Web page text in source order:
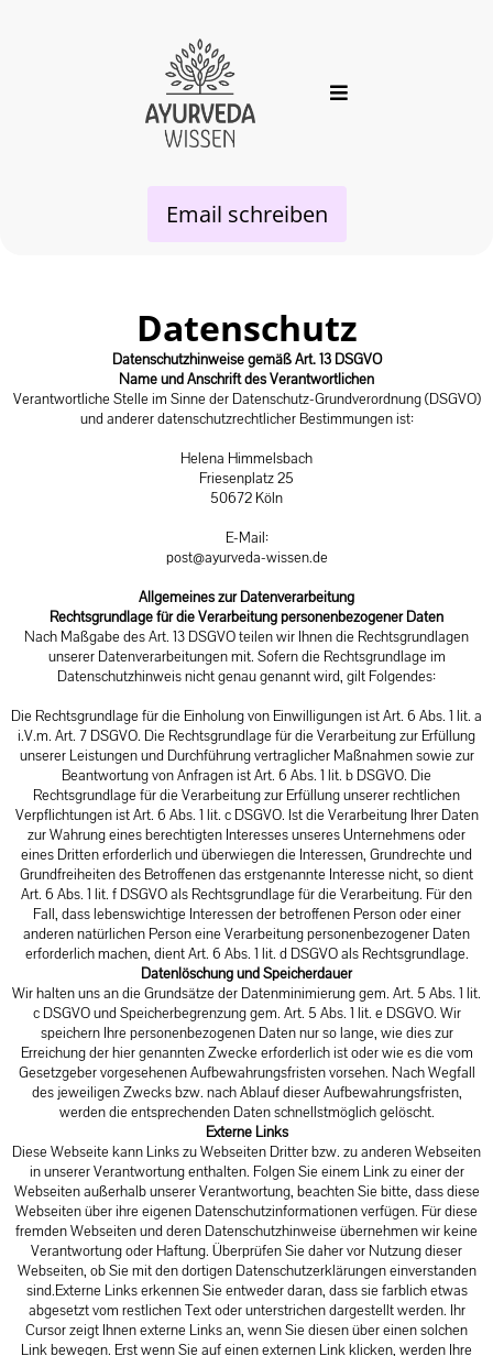
Email schreiben
Datenschutz
Datenschutzhinweise gemäß Art. 13 DSGVO
Name und Anschrift des Verantwortlichen
Verantwortliche Stelle im Sinne der Datenschutz-Grundverordnung (DSGVO)
und anderer datenschutzrechtlicher Bestimmungen ist:
Helena Himmelsbach
Friesenplatz 25
50672 Köln
E-Mail:
post@ayurveda-wissen.de
Allgemeines zur Datenverarbeitung
Rechtsgrundlage für die Verarbeitung personenbezogener Daten
Nach Maßgabe des Art. 13 DSGVO teilen wir Ihnen die Rechtsgrundlagen
unserer Datenverarbeitungen mit. Sofern die Rechtsgrundlage im
Datenschutzhinweis nicht genau genannt wird, gilt Folgendes:
Die Rechtsgrundlage für die Einholung von Einwilligungen ist Art. 6 Abs. 1 lit. a
i.V.m. Art. 7 DSGVO. Die Rechtsgrundlage für die Verarbeitung zur Erfüllung
unserer Leistungen und Durchführung vertraglicher Maßnahmen sowie zur
Beantwortung von Anfragen ist Art. 6 Abs. 1 lit. b DSGVO. Die
Rechtsgrundlage für die Verarbeitung zur Erfüllung unserer rechtlichen
Verpflichtungen ist Art. 6 Abs. 1 lit. c DSGVO. Ist die Verarbeitung Ihrer Daten
zur Wahrung eines berechtigten Interesses unseres Unternehmens oder
eines Dritten erforderlich und überwiegen die Interessen, Grundrechte und
Grundfreiheiten des Betroffenen das erstgenannte Interesse nicht, so dient
Art. 6 Abs. 1 lit. f DSGVO als Rechtsgrundlage für die Verarbeitung. Für den
Fall, dass lebenswichtige Interessen der betroffenen Person oder einer
anderen natürlichen Person eine Verarbeitung personenbezogener Daten
erforderlich machen, dient Art. 6 Abs. 1 lit. d DSGVO als Rechtsgrundlage.
Datenlöschung und Speicherdauer
Wir halten uns an die Grundsätze der Datenminimierung gem. Art. 5 Abs. 1 lit.
c DSGVO und Speicherbegrenzung gem. Art. 5 Abs. 1 lit. e DSGVO. Wir
speichern Ihre personenbezogenen Daten nur so lange, wie dies zur
Erreichung der hier genannten Zwecke erforderlich ist oder wie es die vom
Gesetzgeber vorgesehenen Aufbewahrungsfristen vorsehen. Nach Wegfall
des jeweiligen Zwecks bzw. nach Ablauf dieser Aufbewahrungsfristen,
werden die entsprechenden Daten schnellstmöglich gelöscht.
Externe Links
Diese Webseite kann Links zu Webseiten Dritter bzw. zu anderen Webseiten
in unserer Verantwortung enthalten. Folgen Sie einem Link zu einer der
Webseiten außerhalb unserer Verantwortung, beachten Sie bitte, dass diese
Webseiten über ihre eigenen Datenschutzinformationen verfügen. Für diese
fremden Webseiten und deren Datenschutzhinweise übernehmen wir keine
Verantwortung oder Haftung. Überprüfen Sie daher vor Nutzung dieser
Webseiten, ob Sie mit den dortigen Datenschutzerklärungen einverstanden
sind.Externe Links erkennen Sie entweder daran, dass sie farblich etwas
abgesetzt vom restlichen Text oder unterstrichen dargestellt werden. Ihr
Cursor zeigt Ihnen externe Links an, wenn Sie diesen über einen solchen
Link bewegen. Erst wenn Sie auf einen externen Link klicken, werden Ihre